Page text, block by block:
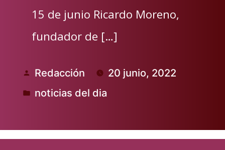
15 de junio Ricardo Moreno,
fundador de […]
Publicado
por
Redacción 20 junio, 2022
Publicado
noticias del dia